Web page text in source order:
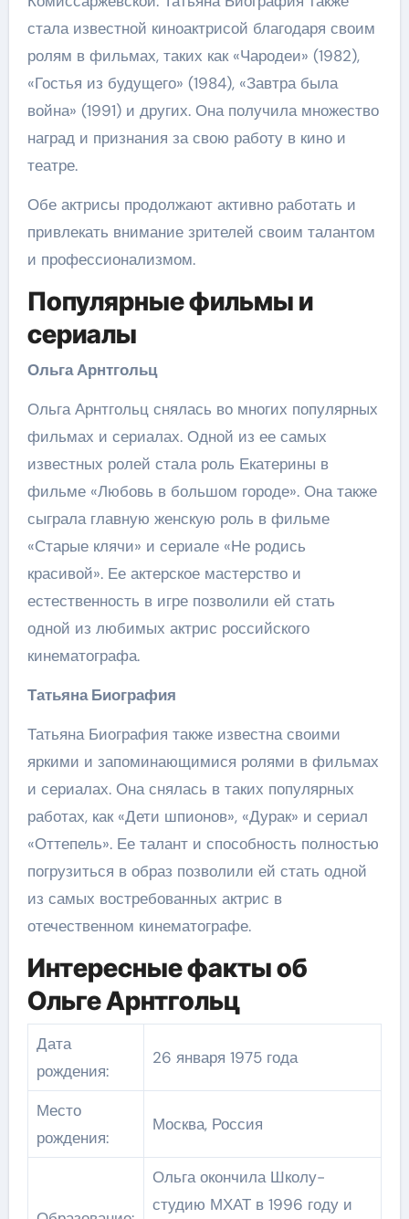
стала известной киноактрисой благодаря своим
ролям в фильмах, таких как «Чародеи» (1982),
«Гостья из будущего» (1984), «Завтра была
война» (1991) и других. Она получила множество
наград и признания за свою работу в кино и
театре.
Обе актрисы продолжают активно работать и
привлекать внимание зрителей своим талантом
и профессионализмом.
Популярные фильмы и
сериалы
Ольга Арнтгольц
Ольга Арнтгольц снялась во многих популярных
фильмах и сериалах. Одной из ее самых
известных ролей стала роль Екатерины в
фильме «Любовь в большом городе». Она также
сыграла главную женскую роль в фильме
«Старые клячи» и сериале «Не родись
красивой». Ее актерское мастерство и
естественность в игре позволили ей стать
одной из любимых актрис российского
кинематографа.
Татьяна Биография
Татьяна Биография также известна своими
яркими и запоминающимися ролями в фильмах
и сериалах. Она снялась в таких популярных
работах, как «Дети шпионов», «Дурак» и сериал
«Оттепель». Ее талант и способность полностью
погрузиться в образ позволили ей стать одной
из самых востребованных актрис в
отечественном кинематографе.
Интересные факты об
Ольге Арнтгольц
Дата
рождения:
26 января 1975 года
Место
рождения:
Москва, Россия
Ольга окончила Школу-
студию МХАТ в 1996 году и